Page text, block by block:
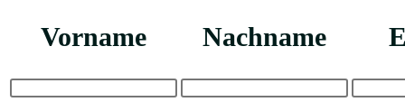
Vorname Nachname